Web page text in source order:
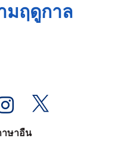
มฤดูกาล
ษาอื่น